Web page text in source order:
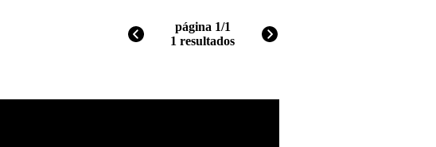
página 1/1
1 resultados